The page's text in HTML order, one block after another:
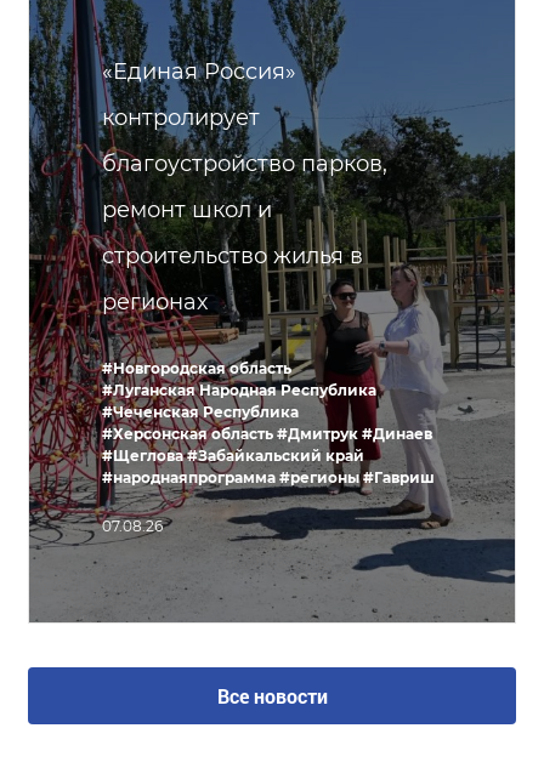
«Единая Россия»
контролирует
благоустройство парков,
ремонт школ и
строительство жилья в
регионах
#Новгородская область
#Луганская Народная Республика
#Чеченская Республика
#Херсонская область #Дмитрук #Динаев
#Щеглова #Забайкальский край
#народнаяпрограмма #регионы #Гавриш
07.08.26
Все новости